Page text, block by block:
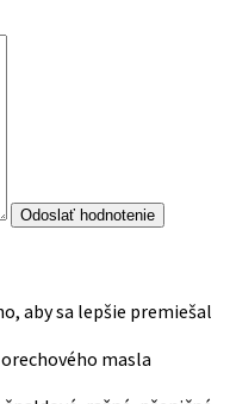
aby sa lepšie premiešal
masla